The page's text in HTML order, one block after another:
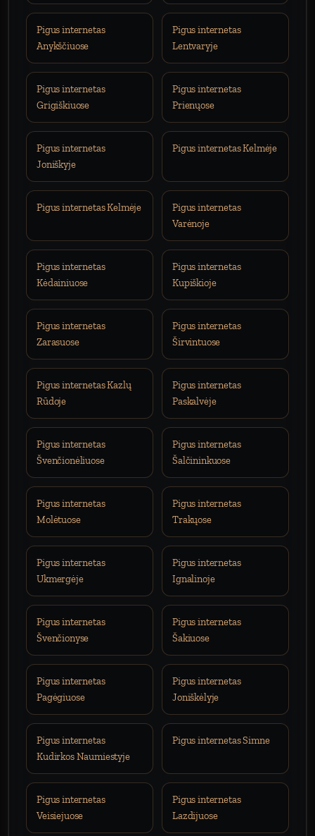
Pigus internetas
Anykščiuose
Pigus internetas
Lentvaryje
Pigus internetas
Grigiškiuose
Pigus internetas
Prienųose
Pigus internetas
Joniškyje
Pigus internetas Kelmėje
Pigus internetas Kelmėje
Pigus internetas
Varėnoje
Pigus internetas
Kėdainiuose
Pigus internetas
Kupiškioje
Pigus internetas
Zarasuose
Pigus internetas
Širvintuose
Pigus internetas Kazlų
Rūdoje
Pigus internetas
Paskalvėje
Pigus internetas
Švenčionėliuose
Pigus internetas
Šalčininkuose
Pigus internetas
Molėtuose
Pigus internetas
Trakųose
Pigus internetas
Ukmergėje
Pigus internetas
Ignalinoje
Pigus internetas
Švenčionyse
Pigus internetas
Šakiuose
Pigus internetas
Pagėgiuose
Pigus internetas
Joniškėlyje
Pigus internetas
Kudirkos Naumiestyje
Pigus internetas Simne
Pigus internetas
Veisiejuose
Pigus internetas
Lazdijuose